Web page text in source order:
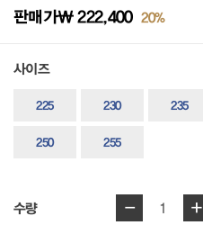
판매가₩ 222,400 20%
사이즈
225 230 235
250 255
수량 - 1 +